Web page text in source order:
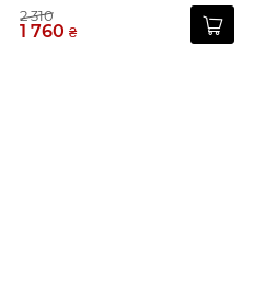
2 310
1 760 ₴